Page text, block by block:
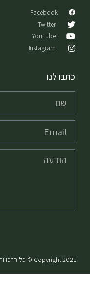
Facebook
Twitter
YouTube
Instagram
כתבו לנו
Copyright 2021 © כל הזכויות שמורות. עיצוב ובנייה: עמוס טהר | דיקלה בננו